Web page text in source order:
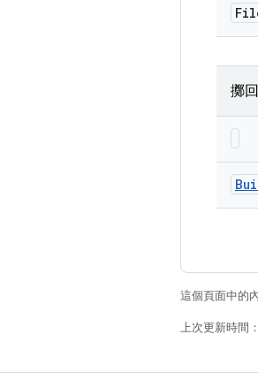
擲回
這個頁面中的
上次更新時間